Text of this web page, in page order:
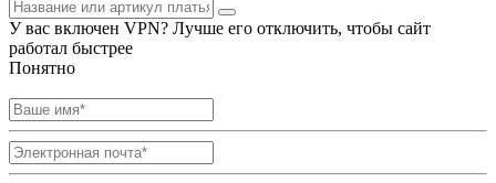
У вас включен VPN? Лучше его отключить, чтобы сайт
работал быстрее
Понятно